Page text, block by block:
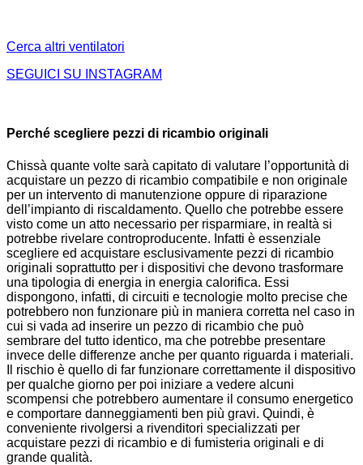
Cerca altri ventilatori
SEGUICI SU INSTAGRAM
Perché scegliere pezzi di ricambio originali
Chissà quante volte sarà capitato di valutare l’opportunità di
acquistare un pezzo di ricambio compatibile e non originale
per un intervento di manutenzione oppure di riparazione
dell’impianto di riscaldamento. Quello che potrebbe essere
visto come un atto necessario per risparmiare, in realtà si
potrebbe rivelare controproducente. Infatti è essenziale
scegliere ed acquistare esclusivamente pezzi di ricambio
originali soprattutto per i dispositivi che devono trasformare
una tipologia di energia in energia calorifica. Essi
dispongono, infatti, di circuiti e tecnologie molto precise che
potrebbero non funzionare più in maniera corretta nel caso in
cui si vada ad inserire un pezzo di ricambio che può
sembrare del tutto identico, ma che potrebbe presentare
invece delle differenze anche per quanto riguarda i materiali.
Il rischio è quello di far funzionare correttamente il dispositivo
per qualche giorno per poi iniziare a vedere alcuni
scompensi che potrebbero aumentare il consumo energetico
e comportare danneggiamenti ben più gravi. Quindi, è
conveniente rivolgersi a rivenditori specializzati per
acquistare pezzi di ricambio e di fumisteria originali e di
grande qualità.